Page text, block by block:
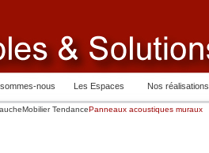
nous Les Espaces Nos réalisations
Mobilier TendancePanneaux acoustiques muraux